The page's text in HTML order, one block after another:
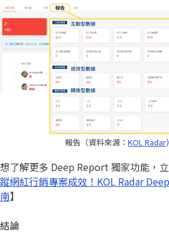
報告（資料來源：KOL Radar）
想了解更多 Deep Report 獨家功能，
蹤網紅行銷專案成效！KOL Radar
南】
結論